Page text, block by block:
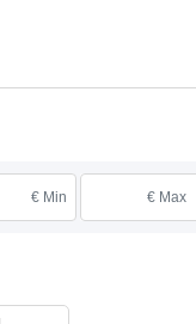
€ Min € Max